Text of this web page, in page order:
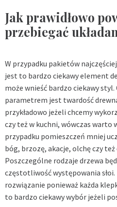
Jak prawidłowo
przebiegać
W przypadku pakietów
jest to bardzo ciekawy element
może wnieść bardzo ciekawy styl.
parametrem jest twardość
przykładowo jeżeli chcemy
czy też w kuchni, wówczas warto
przypadku pomieszczeń mniej
bóg, brzozę, akacje, olchę czy
Poszczególne rodzaje drzewa
częstotliwość występowania
rozwiązanie ponieważ każda
to bardzo ciekawy wybór jeżeli